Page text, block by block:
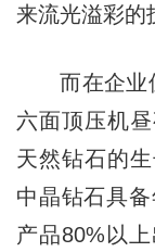
来流光溢彩的
而在企业位
六面顶压机
天然钻石的
中晶钻石具
产品80%以